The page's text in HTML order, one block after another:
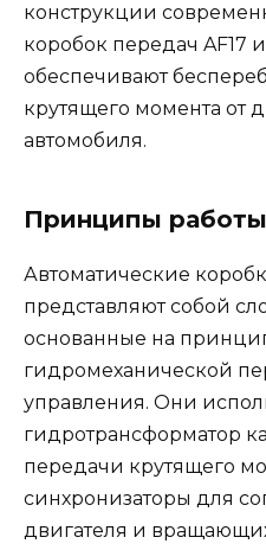
конструкции
коробок передач AF17
обеспечивают
крутящего момента от
автомобиля.
Принципы работы
Автоматические
представляют собой
основанные на
гидромеханической
управления. Они
гидротрансформатор
передачи крутящего
синхронизаторы для
двигателя и